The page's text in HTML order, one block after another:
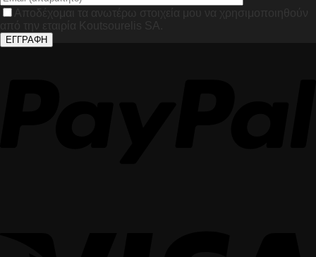
Αποδέχομαι τα ανωτέρω στοιχεία μου να χρησιμοποιηθούν
από την εταιρία Koutsourelis SA.